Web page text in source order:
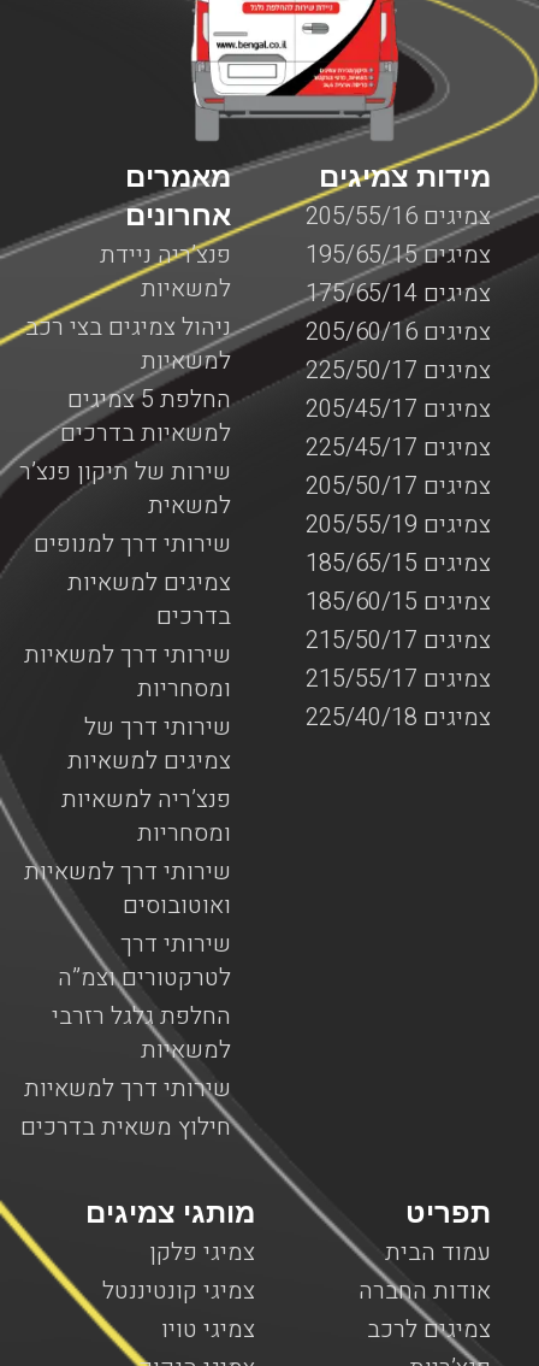
מאמרים
אחרונים
פנצ’ריה ניידת
למשאיות
ניהול צמיגים בצי רכב
למשאיות
החלפת 5 צמיגים
למשאיות בדרכים
שירות של תיקון פנצ’ר
למשאית
שירותי דרך למנופים
צמיגים למשאיות
בדרכים
שירותי דרך למשאיות
ומסחריות
שירותי דרך של
צמיגים למשאיות
פנצ’ריה למשאיות
ומסחריות
שירותי דרך למשאיות
ואוטובוסים
שירותי דרך
לטרקטורים וצמ”ה
החלפת גלגל רזרבי
למשאיות
שירותי דרך למשאיות
חילוץ משאית בדרכים
מידות צמיגים
צמיגים 205/55/16
צמיגים 195/65/15
צמיגים 175/65/14
צמיגים 205/60/16
צמיגים 225/50/17
צמיגים 205/45/17
צמיגים 225/45/17
צמיגים 205/50/17
צמיגים 205/55/19
צמיגים 185/65/15
צמיגים 185/60/15
צמיגים 215/50/17
צמיגים 215/55/17
צמיגים 225/40/18
מותגי צמיגים
צמיגי פלקן
צמיגי קונטיננטל
צמיגי טויו
תפריט
עמוד הבית
אודות החברה
צמיגים לרכב